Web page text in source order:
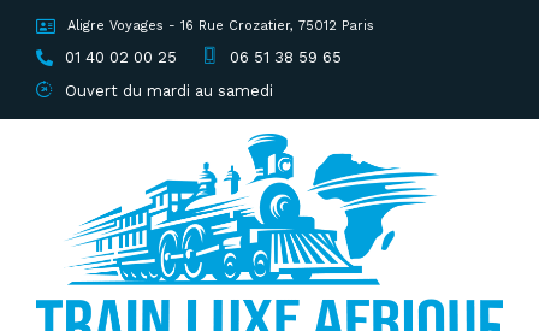
Aligre Voyages - 16 Rue Crozatier, 75012 Paris
01 40 02 00 25
06 51 38 59 65
Ouvert du mardi au samedi